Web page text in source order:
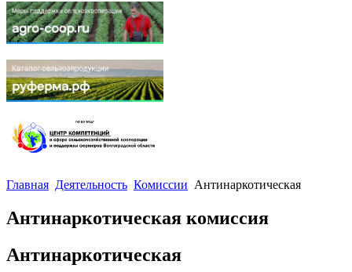
Главная Деятельность Комиссии Антинаркотическая
Антинаркотическая комиссия
Антинаркотическая